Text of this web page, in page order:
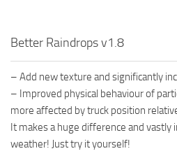
Better Raindrops v1.8
– Add new texture and significantly
– Improved physical behaviour of
more affected by truck position
It makes a huge difference and
weather! Just try it yourself!